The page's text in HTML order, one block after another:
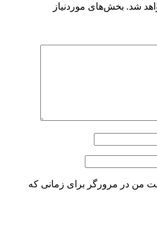
شد. بخش‌های موردنیاز
من در مرورگر برای زمانی که